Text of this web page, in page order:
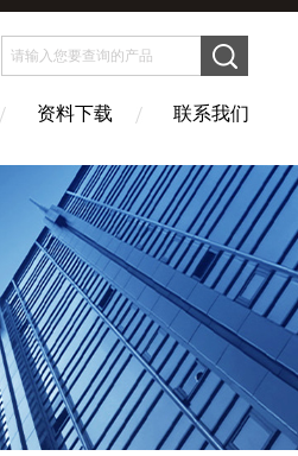
资料下载 联系我们